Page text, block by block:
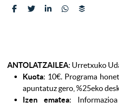
ANTOLATZAILEA: Urretxuko
Kuota: 10€. Programa
apuntatuz gero, %25eko
Izen ematea: